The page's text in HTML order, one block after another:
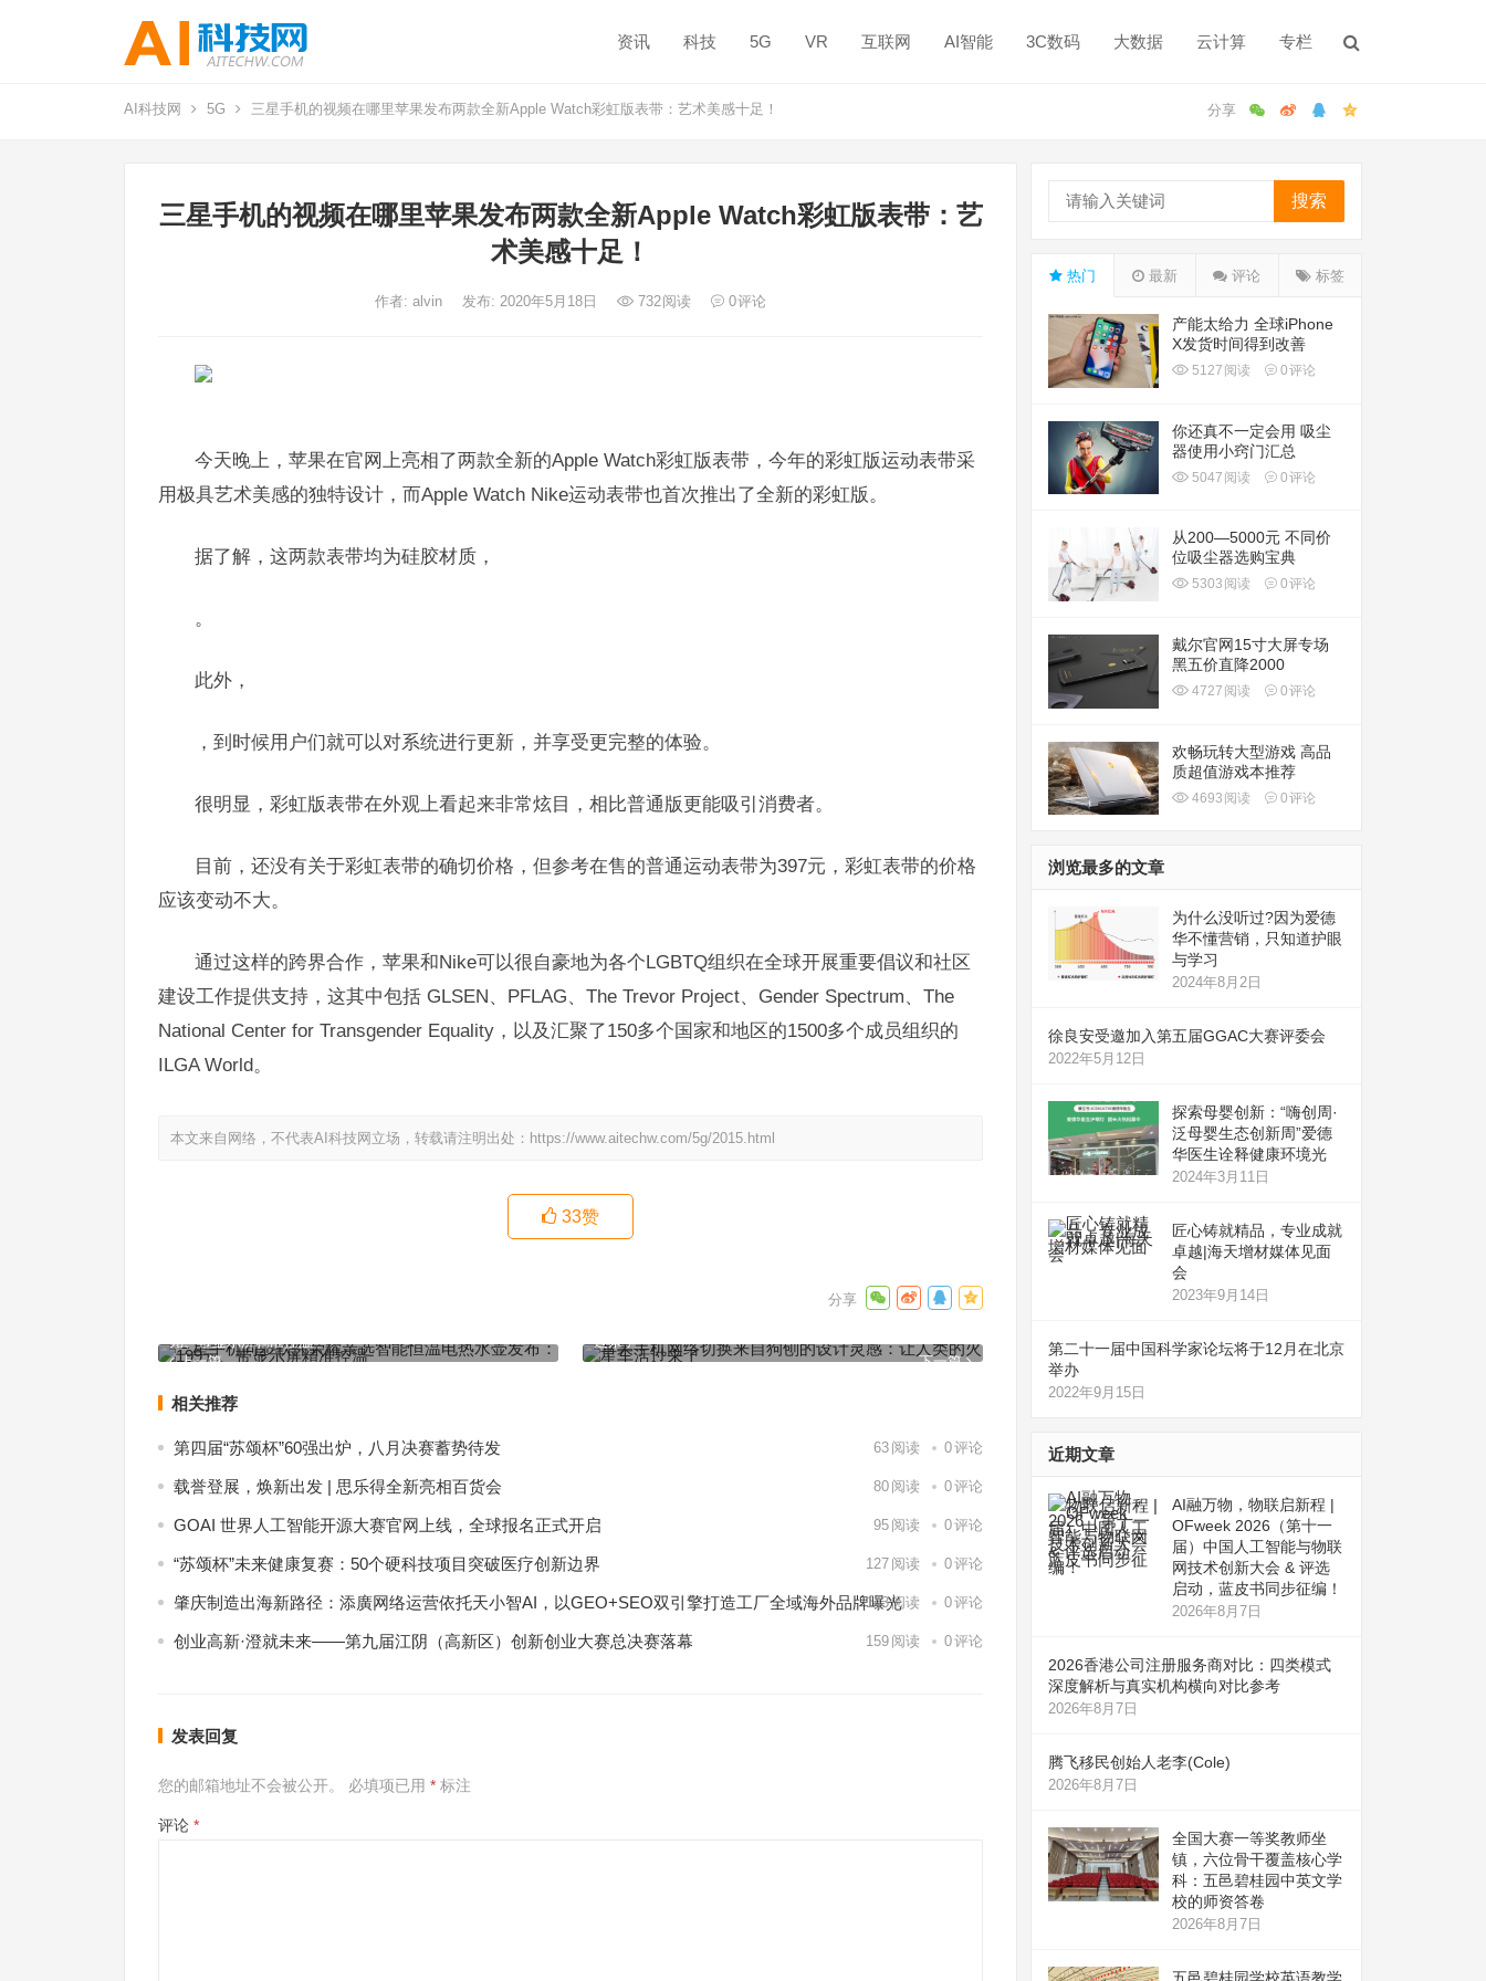
资讯 科技 5G VR 互联网 AI智能 3C数码 大数据 云计算 专栏
AI科技网 5G 三星手机的视频在哪里苹果发布两款全新Apple Watch彩虹版表带：艺术美感十足！
三星手机的视频在哪里苹果发布两款全新Apple Watch彩虹版表带：艺
术美感十足！
作者: alvin 发布: 2020年5月18日 732阅读 0评论
今天晚上，苹果在官网上亮相了两款全新的Apple Watch彩虹版表带，今年的彩虹版运动表带采
用极具艺术美感的独特设计，而Apple Watch Nike运动表带也首次推出了全新的彩虹版。
据了解，这两款表带均为硅胶材质，
。
此外，
，到时候用户们就可以对系统进行更新，并享受更完整的体验。
很明显，彩虹版表带在外观上看起来非常炫目，相比普通版更能吸引消费者。
目前，还没有关于彩虹表带的确切价格，但参考在售的普通运动表带为397元，彩虹表带的价格
应该变动不大。
通过这样的跨界合作，苹果和Nike可以很自豪地为各个LGBTQ组织在全球开展重要倡议和社区
建设工作提供支持，这其中包括 GLSEN、PFLAG、The Trevor Project、Gender Spectrum、The
National Center for Transgender Equality，以及汇聚了150多个国家和地区的1500多个成员组织的
ILGA World。
本文来自网络，不代表AI科技网立场，转载请注明出处： https://www.aitechw.com/5g/2015.html
33赞
上一篇
元、带显示屏精准控温
下一篇
过来了
相关推荐
第四届“苏颂杯”60强出炉，八月决赛蓄势待发 63 阅读 0评论
载誉登展，焕新出发 | 思乐得全新亮相百货会 80 阅读 0评论
GOAI 世界人工智能开源大赛官网上线，全球报名正式开启 95 阅读 0评论
“苏颂杯”未来健康复赛：50个硬科技项目突破医疗创新边界 127 阅读 0评论
肇庆制造出海新路径：添廣网络运营依托天小智AI，以GEO+SEO双引擎打造工厂全域海外品牌曝光
143阅读 0评论
创业高新·澄就未来——第九届江阴（高新区）创新创业大赛总决赛落幕 159 阅读 0评论
发表回复
您的邮箱地址不会被公开。 必填项已用 * 标注
评论 *
搜索
热门 最新 评论 标签
产能太给力 全球iPhone
X发货时间得到改善
5127 阅读 0评论
你还真不一定会用 吸尘
器使用小窍门汇总
5047 阅读 0评论
从200—5000元 不同价
位吸尘器选购宝典
5303 阅读 0评论
戴尔官网15寸大屏专场
黑五价直降2000
4727 阅读 0评论
欢畅玩转大型游戏 高品
质超值游戏本推荐
4693 阅读 0评论
浏览最多的文章
为什么没听过?因为爱德
华不懂营销，只知道护眼
与学习
2024年8月2日
徐良安受邀加入第五届GGAC大赛评委会
2022年5月12日
探索母婴创新：“嗨创周·
泛母婴生态创新周”爱德
华医生诠释健康环境光
2024年3月11日
匠心铸就精品，专业成就
卓越|海天增材媒体见面
会
2023年9月14日
第二十一届中国科学家论坛将于12月在北京
举办
2022年9月15日
近期文章
AI融万物，物联启新程 |
OFweek 2026（第十一
届）中国人工智能与物联
网技术创新大会 & 评选
启动，蓝皮书同步征编！
2026年8月7日
2026香港公司注册服务商对比：四类模式
深度解析与真实机构横向对比参考
2026年8月7日
腾飞移民创始人老李(Cole)
2026年8月7日
全国大赛一等奖教师坐
镇，六位骨干覆盖核心学
科：五邑碧桂园中英文学
校的师资答卷
2026年8月7日